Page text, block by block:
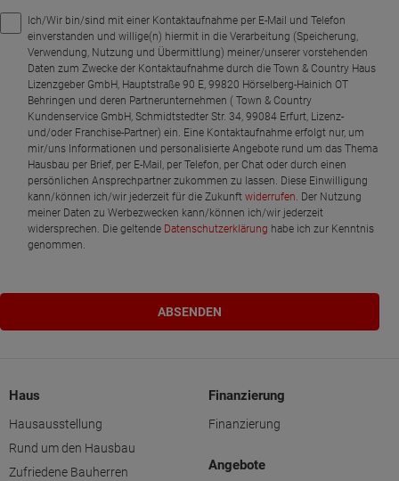
Ich/Wir bin/sind mit einer Kontaktaufnahme per E-Mail und Telefon
einverstanden und willige(n) hiermit in die Verarbeitung (Speicherung,
Verwendung, Nutzung und Übermittlung) meiner/unserer vorstehenden
Daten zum Zwecke der Kontaktaufnahme durch die Town & Country Haus
Lizenzgeber GmbH, Hauptstraße 90 E, 99820 Hörselberg-Hainich OT
Behringen und deren Partnerunternehmen ( Town & Country
Kundenservice GmbH, Schmidtstedter Str. 34, 99084 Erfurt, Lizenz-
und/oder Franchise-Partner) ein. Eine Kontaktaufnahme erfolgt nur, um
mir/uns Informationen und personalisierte Angebote rund um das Thema
Hausbau per Brief, per E-Mail, per Telefon, per Chat oder durch einen
persönlichen Ansprechpartner zukommen zu lassen. Diese Einwilligung
kann/können ich/wir jederzeit für die Zukunftwiderrufen. Der Nutzung
meiner Daten zu Werbezwecken kann/können ich/wir jederzeit
widersprechen. Die geltende Datenschutzerklärung habe ich zur Kenntnis
genommen.
Haus
Hausausstellung
Rund um den Hausbau
Zufriedene Bauherren
Finanzierung
Finanzierung
Angebote